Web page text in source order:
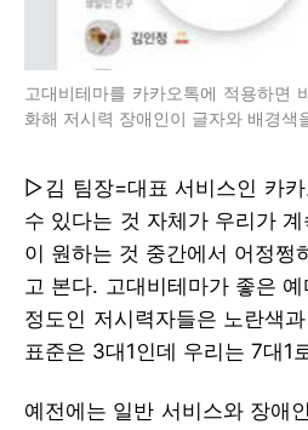
고대비테마를 카카오톡에 적용하면
화해 저시력 장애인이 글자와 배경
▷김 팀장=대표 서비스인 카
수 있다는 것 자체가 우리가
이 원하는 것 중간에서 어정쩡
고 본다. 고대비테마가 좋은
정도인 저시력자들은 노란색
표준은 3대1인데 우리는 7대1
예전에는 일반 서비스와 장애